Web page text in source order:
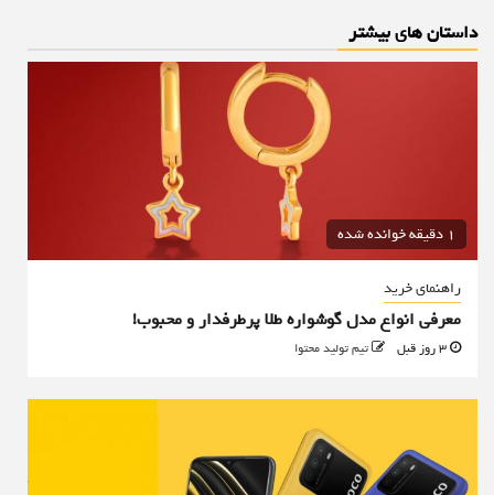
داستان های بیشتر
1 دقیقه خوانده شده
راهنمای خرید
معرفی انواع مدل گوشواره طلا پرطرفدار و محبوب!
تیم تولید محتوا